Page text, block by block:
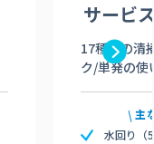
サービ
17種類の清
ク/単発の使
主
水回り（